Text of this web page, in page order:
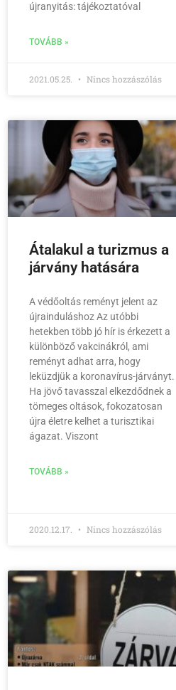
újranyitás: tájékoztatóval
TOVÁBB »
2021.05.25. Nincs hozzászólás
Átalakul a turizmus a
járvány hatására
A védőoltás reményt jelent az
újrainduláshoz Az utóbbi
hetekben több jó hír is érkezett a
különböző vakcinákról, ami
reményt adhat arra, hogy
leküzdjük a koronavírus-járványt.
Ha jövő tavasszal elkezdődnek a
tömeges oltások, fokozatosan
újra életre kelhet a turisztikai
ágazat. Viszont
TOVÁBB »
2020.12.17. Nincs hozzászólás